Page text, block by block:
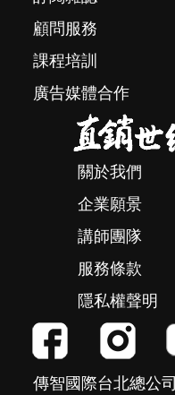
顧問服務
課程培訓
廣告媒體合作
關於我們
企業願景
講師團隊
服務條款
隱私權聲明
傳智國際台北總公司